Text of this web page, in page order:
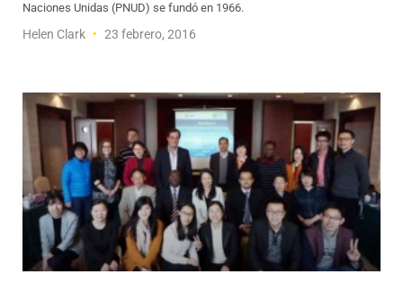
Naciones Unidas (PNUD) se fundó en 1966.
Helen Clark 23 febrero, 2016